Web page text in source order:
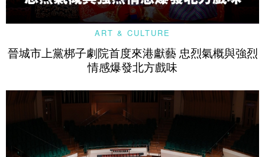
ART & CULTURE
晉城市上黨梆子劇院首度來港獻藝 忠烈氣概與強烈
情感爆發北方戲味